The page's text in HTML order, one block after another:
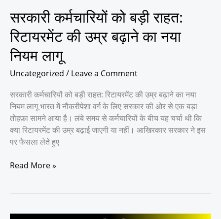
सरकारी कर्मचारियों को बड़ी राहत:
रिटायरमेंट की उम्र बढ़ाने का नया
नियम लागू
Uncategorized / Leave a Comment
सरकारी कर्मचारियों को बड़ी राहत: रिटायरमेंट की उम्र बढ़ाने का नया
नियम लागू भारत में नौकरीपेशा वर्ग के लिए सरकार की ओर से एक बड़ा
तोहफ़ा सामने आया है। लंबे समय से कर्मचारियों के बीच यह चर्चा थी कि
क्या रिटायरमेंट की उम्र बढ़ाई जाएगी या नहीं। आखिरकार सरकार ने इस
पर फैसला लेते हुए
नियम
लागू
Read More »